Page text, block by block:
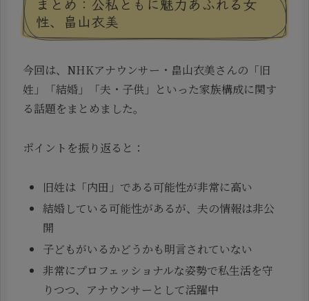
性、畠山衣美
今回は、NHKアナウンサー・畠山衣美さんの「旧
姓」「結婚」「夫・子供」といった家族構成に関す
る話題をまとめました。
ポイントを振り返ると：
旧姓は「内田」である可能性が非常に高い
結婚している可能性があるが、夫の情報は非公
開
子どもがいるかどうかも明言されていない
非常にプロフェッショナルな姿勢で私生活を守
りつつ、アナウンサーとして活躍中